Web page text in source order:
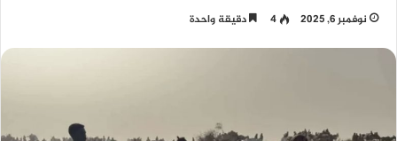
نوفمبر 6, 2025 4 دقيقة واحدة